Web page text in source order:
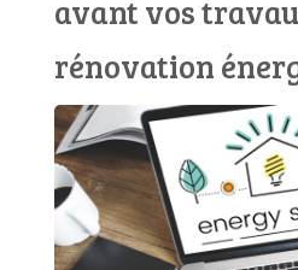
avant vos
rénovation